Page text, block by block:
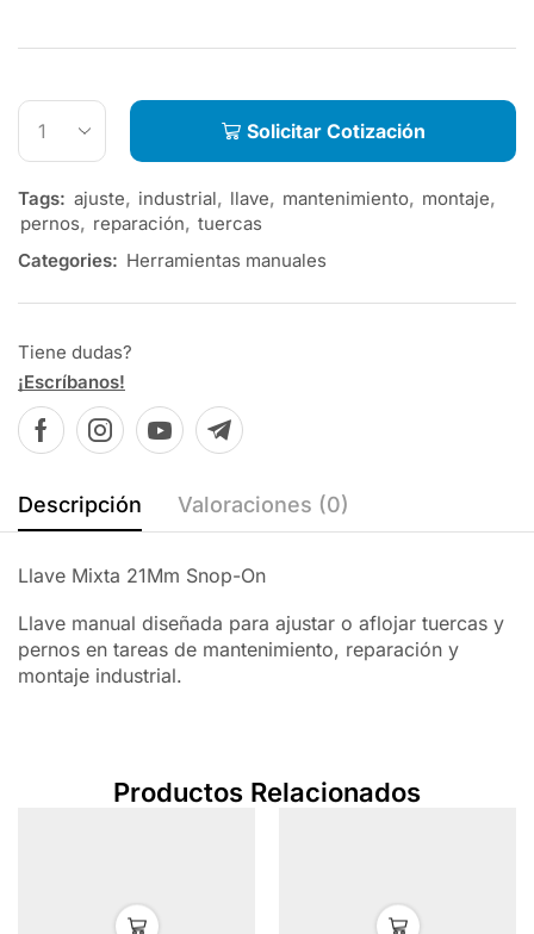
Solicitar Cotización
Tags: ajuste, industrial, llave, mantenimiento, montaje,
pernos, reparación, tuercas
Categories: Herramientas manuales
Tiene dudas?
¡Escríbanos!
Descripción Valoraciones (0)
Llave Mixta 21Mm Snop-On
Llave manual diseñada para ajustar o aflojar tuercas y
pernos en tareas de mantenimiento, reparación y
montaje industrial.
Productos Relacionados